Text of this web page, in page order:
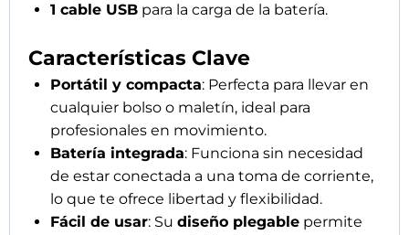
1 cable USB para la carga de la batería.
Características Clave
Portátil y compacta: Perfecta para llevar en
cualquier bolso o maletín, ideal para
profesionales en movimiento.
Batería integrada: Funciona sin necesidad
de estar conectada a una toma de corriente,
lo que te ofrece libertad y flexibilidad.
Fácil de usar: Su diseño plegable permite